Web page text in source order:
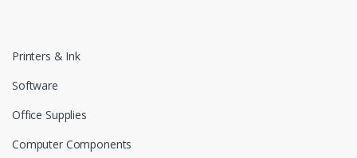
Printers & Ink
Software
Office Supplies
Computer Components